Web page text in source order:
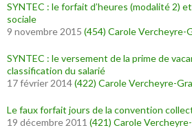
SYNTEC : le forfait d’heures (modalité 2)
sociale
9 novembre 2015 (454) Carole Vercheyre-
SYNTEC : le versement de la prime de
classification du salarié
17 février 2014(422) Carole Vercheyre-
Le faux forfait jours de la convention
19 décembre 2011 (421) Carole